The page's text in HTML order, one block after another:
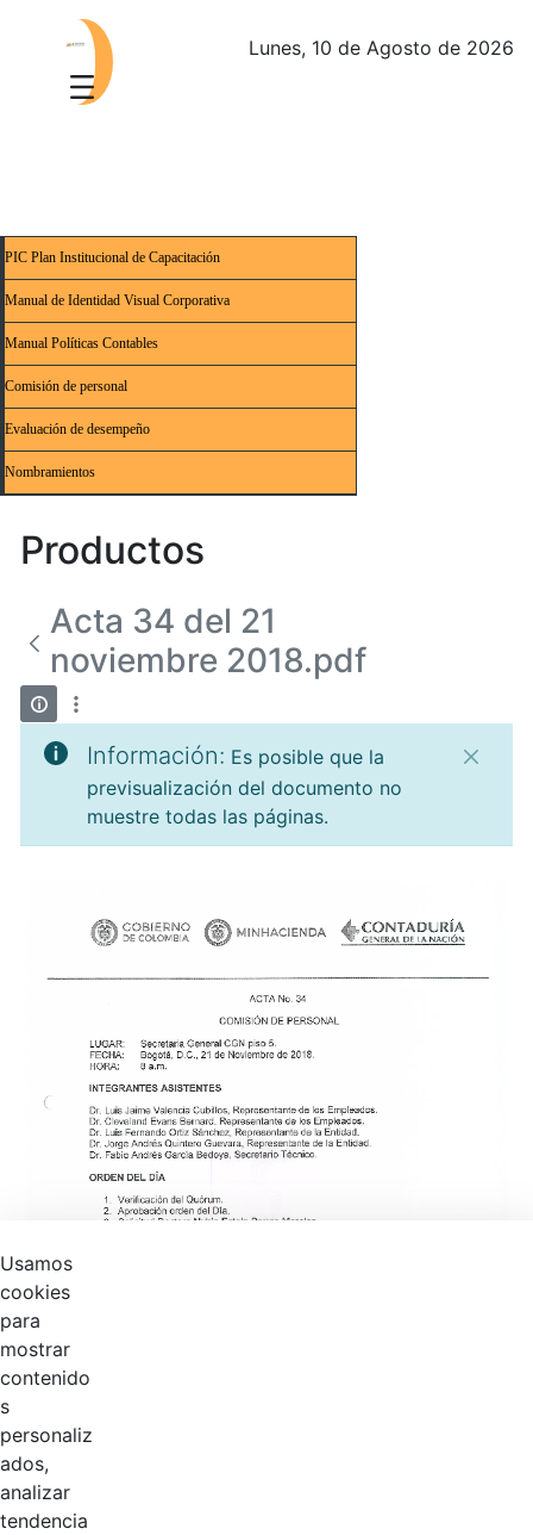
Lunes, 10 de Agosto de 2026
PIC Plan Institucional de Capacitación
Manual de Identidad Visual Corporativa
Manual Políticas Contables
Comisión de personal
Evaluación de desempeño
Nombramientos
Productos
Acta 34 del 21
noviembre 2018.pdf
Información: Es posible que la
previsualización del documento no
muestre todas las páginas.
Usamos
cookies
para
mostrar
contenido
s
personaliz
ados,
analizar
tendencia